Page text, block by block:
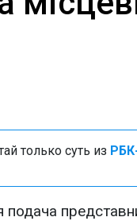
только суть из
подача